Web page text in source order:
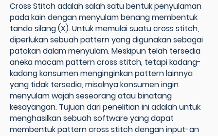
Cross Stitch adalah salah satu bentuk penyulaman
pada kain dengan menyulam benang membentuk
tanda silang (X). Untuk memulai suatu cross stitch,
diperlukan sebuah pattern yang digunakan sebagai
patokan dalam menyulam. Meskipun telah tersedia
aneka macam pattern cross stitch, tetapi kadang-
kadang konsumen menginginkan pattern lainnya
yang tidak tersedia, misalnya konsumen ingin
menyulam wajah seseorang atau binatang
kesayangan. Tujuan dari penelitian ini adalah untuk
menghasilkan sebuah software yang dapat
membentuk pattern cross stitch dengan input-an